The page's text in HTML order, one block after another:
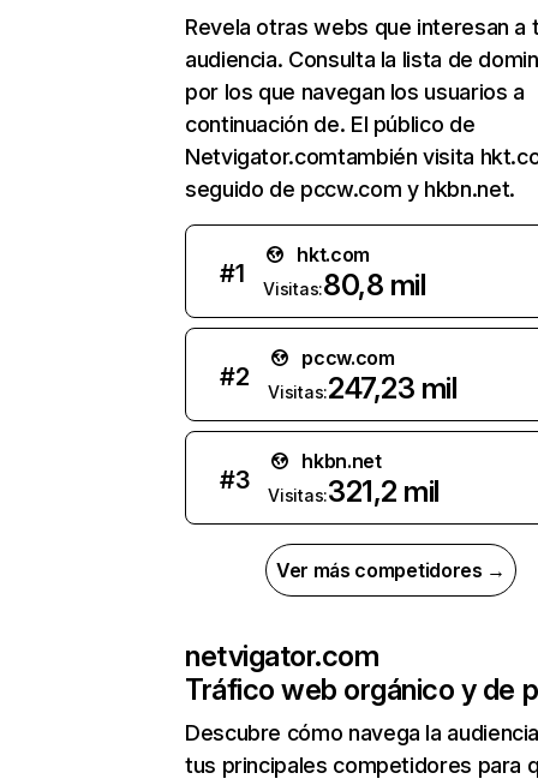
Revela otras webs que interesan a
audiencia. Consulta la lista de
por los que navegan los usuarios a
continuación de. El público de
Netvigator.comtambién visita
seguido de pccw.com y hkbn.net.
#1
hkt.com
Visitas:80,8 mil
#2
pccw.com
Visitas:247,23 mil
#3
hkbn.net
Visitas:321,2 mil
Ver más competidores →
netvigator.com
Tráfico web orgánico y de
Descubre cómo navega la
tus principales competidores para